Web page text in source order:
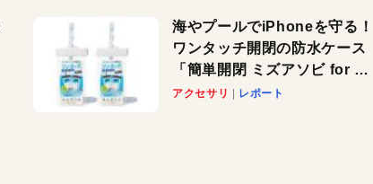
海やプールでiPhoneを守る！
ワンタッチ開閉の防水ケース
「簡単開閉 ミズアソビ for ス
マホ」で夏のレジャーを満喫
アクセサリ レポート